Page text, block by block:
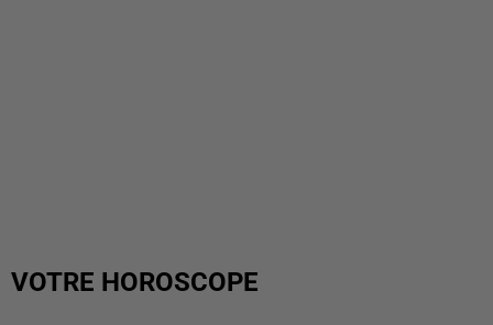
VOTRE HOROSCOPE